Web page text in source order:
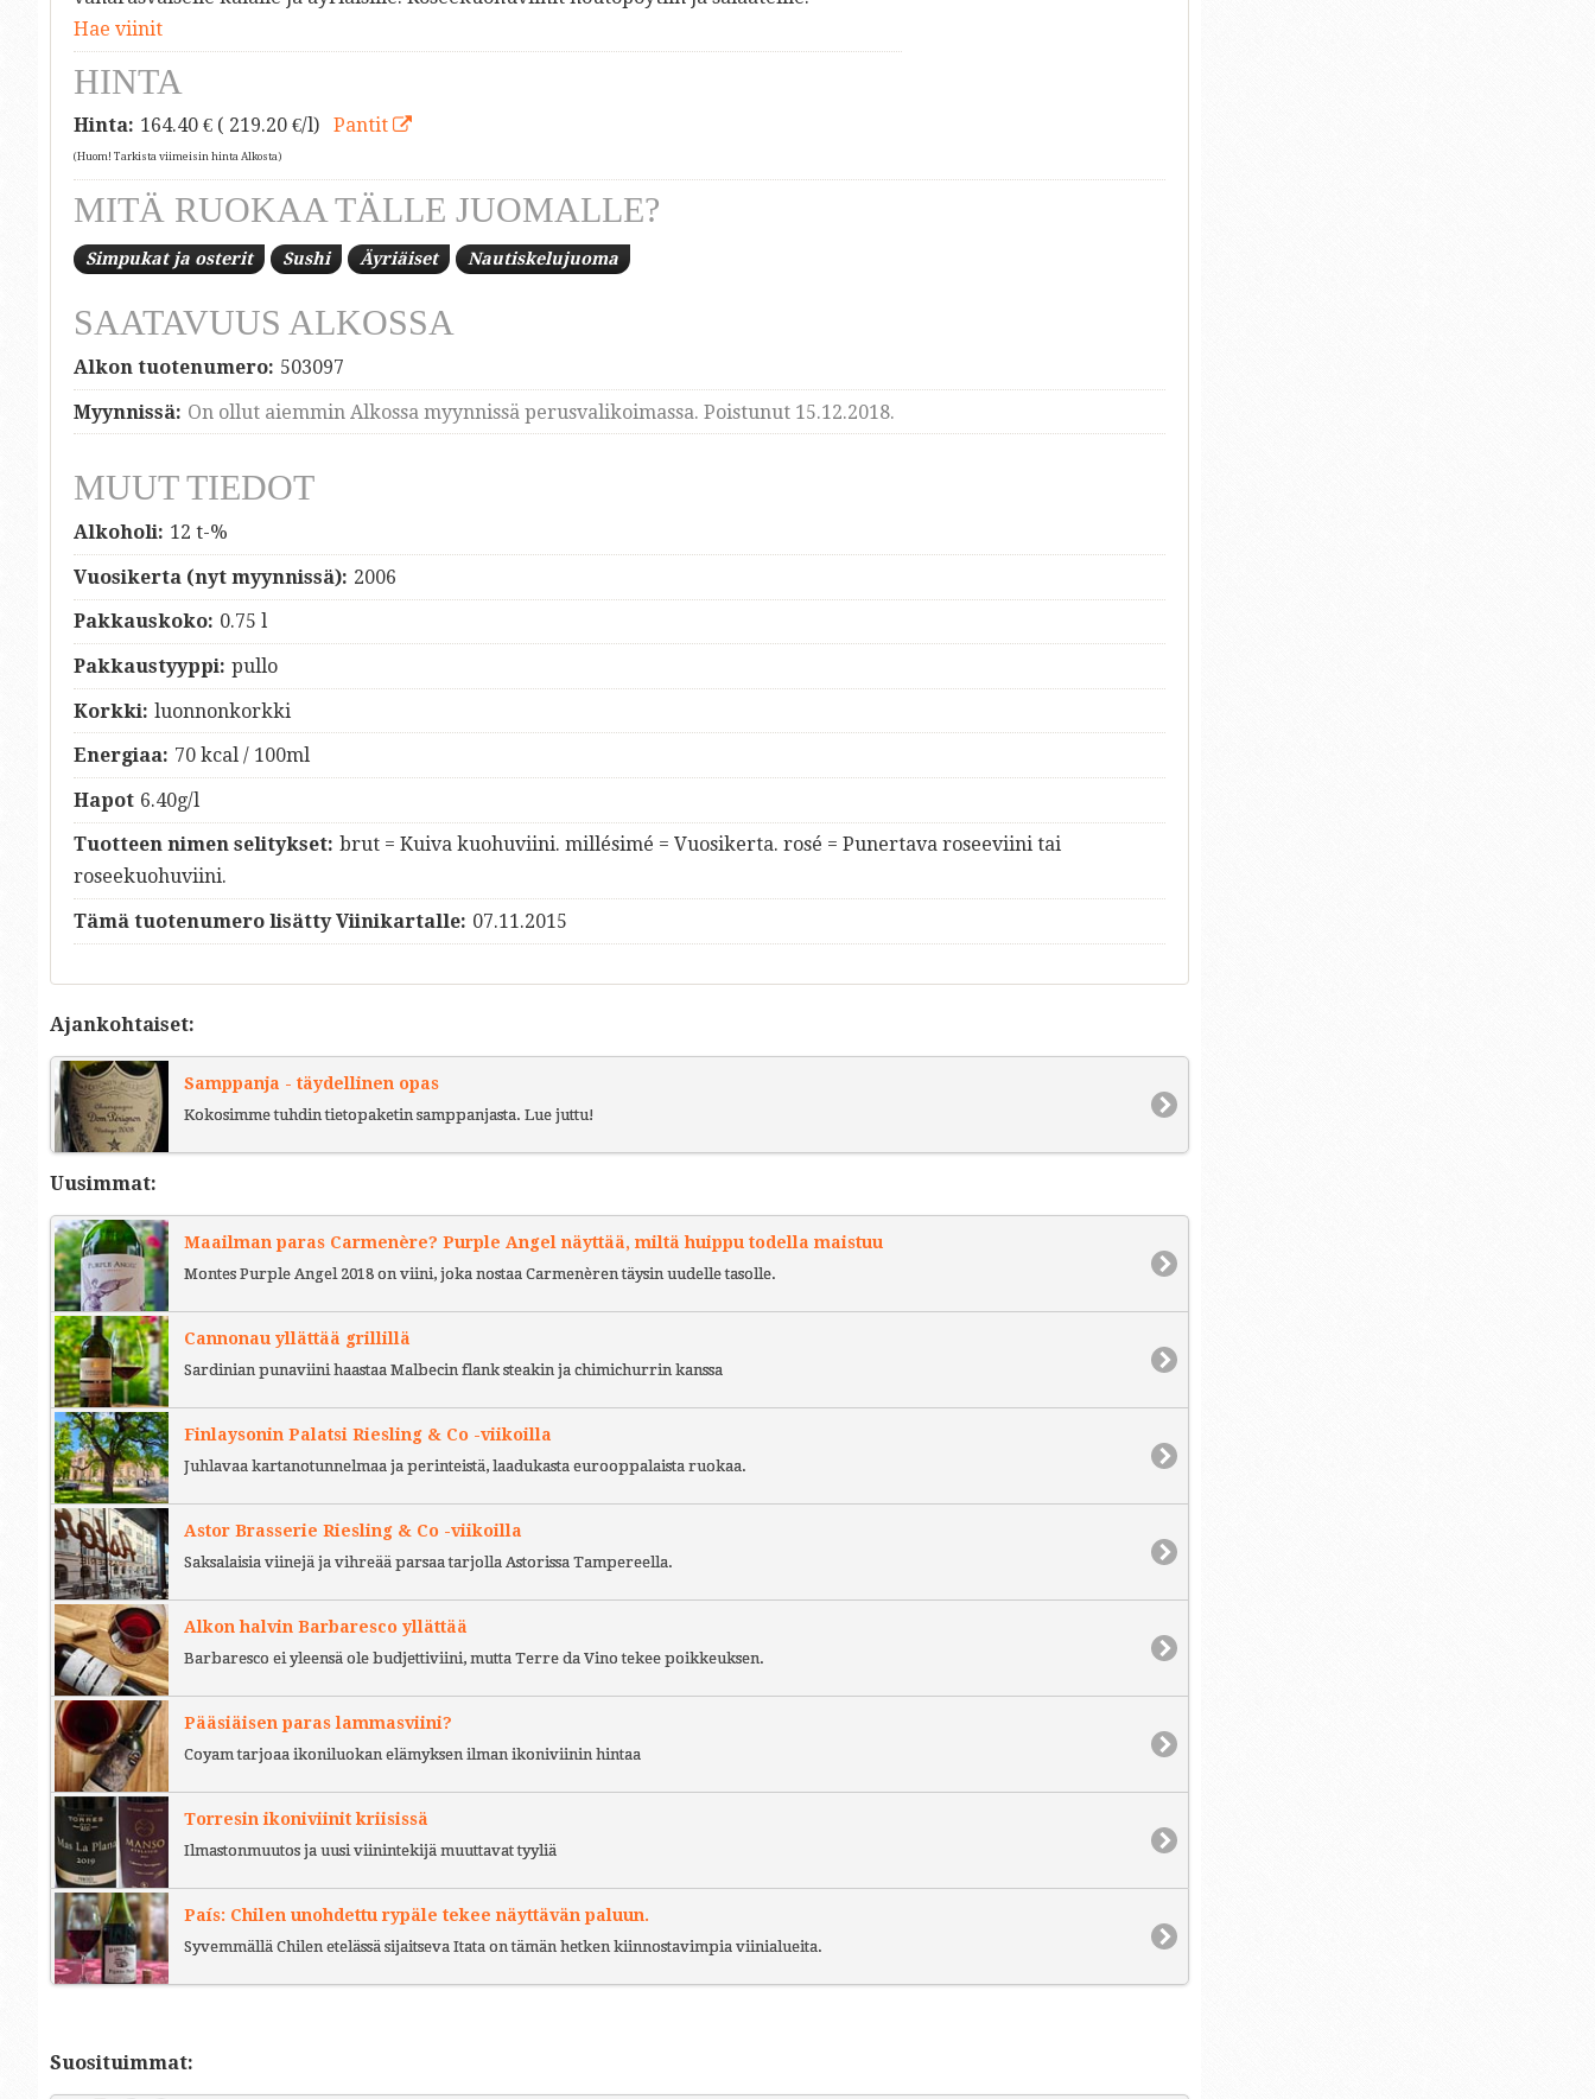
Hae viinit
HINTA
Hinta: 164.40€ ( 219.20 €/l) Pantit
(Huom! Tarkista viimeisin hinta Alkosta)
MITÄ RUOKAA TÄLLE JUOMALLE?
Simpukat ja osterit Sushi Äyriäiset Nautiskelujuoma
SAATAVUUS ALKOSSA
Alkon tuotenumero: 503097
Myynnissä: On ollut aiemmin Alkossa myynnissä perusvalikoimassa. Poistunut 15.12.2018.
MUUT TIEDOT
Alkoholi: 12 t-%
Vuosikerta (nyt myynnissä): 2006
Pakkauskoko: 0.75 l
Pakkaustyyppi: pullo
Korkki: luonnonkorkki
Energiaa: 70 kcal / 100ml
Hapot 6.40g/l
Tuotteen nimen selitykset: brut = Kuiva kuohuviini. millésimé = Vuosikerta. rosé = Punertava roseeviini tai
roseekuohuviini.
Tämä tuotenumero lisätty Viinikartalle: 07.11.2015
Ajankohtaiset:
Samppanja - täydellinen opas
Kokosimme tuhdin tietopaketin samppanjasta. Lue juttu!
Uusimmat:
Maailman paras Carmenère? Purple Angel näyttää, miltä huippu todella maistuu
Montes Purple Angel 2018 on viini, joka nostaa Carmenèren täysin uudelle tasolle.
Cannonau yllättää grillillä
Sardinian punaviini haastaa Malbecin flank steakin ja chimichurrin kanssa
Finlaysonin Palatsi Riesling & Co -viikoilla
Juhlavaa kartanotunnelmaa ja perinteistä, laadukasta eurooppalaista ruokaa.
Astor Brasserie Riesling & Co -viikoilla
Saksalaisia viinejä ja vihreää parsaa tarjolla Astorissa Tampereella.
Alkon halvin Barbaresco yllättää
Barbaresco ei yleensä ole budjettiviini, mutta Terre da Vino tekee poikkeuksen.
Pääsiäisen paras lammasviini?
Coyam tarjoaa ikoniluokan elämyksen ilman ikoniviinin hintaa
Torresin ikoniviinit kriisissä
Ilmastonmuutos ja uusi viinintekijä muuttavat tyyliä
País: Chilen unohdettu rypäle tekee näyttävän paluun.
Syvemmällä Chilen etelässä sijaitseva Itata on tämän hetken kiinnostavimpia viinialueita.
Suosituimmat: